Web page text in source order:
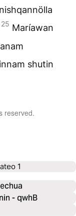
25 Maríawan
shutin
reserved.
1
- qwhB